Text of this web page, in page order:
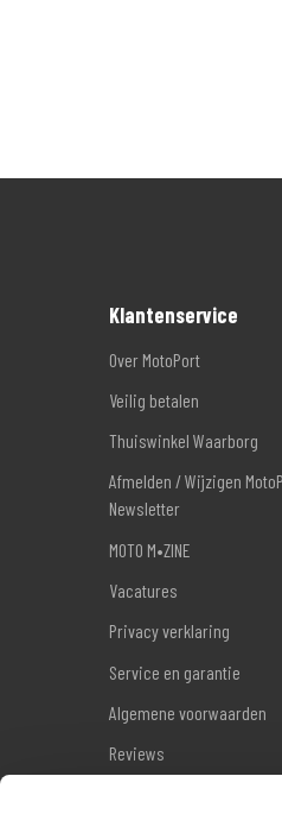
Klantenservice
Over MotoPort
Veilig betalen
Thuiswinkel Waarborg
Afmelden / Wijzigen
Newsletter
MOTO M•ZINE
Vacatures
Privacy verklaring
Service en garantie
Algemene voorwaarden
Reviews